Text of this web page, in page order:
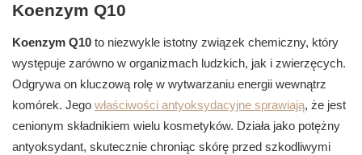
Koenzym Q10
Koenzym Q10 to niezwykle istotny związek chemiczny, który
występuje zarówno w organizmach ludzkich, jak i zwierzęcych.
Odgrywa on kluczową rolę w wytwarzaniu energii wewnątrz
komórek. Jego właściwości antyoksydacyjne sprawiają, że jest
cenionym składnikiem wielu kosmetyków. Działa jako potężny
antyoksydant, skutecznie chroniąc skórę przed szkodliwymi